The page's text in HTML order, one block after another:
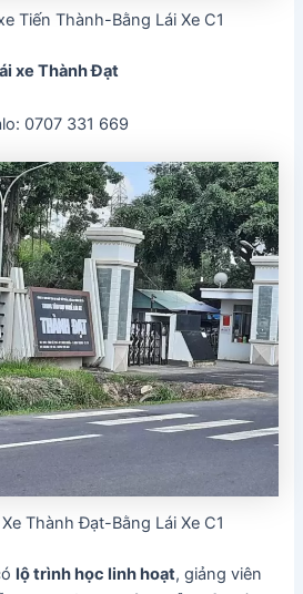
Tiến Thành-Bằng Lái Xe C1
xe Thành Đạt
0707 331 669
Thành Đạt-Bằng Lái Xe C1
lộ trình học linh hoạt, giảng viên